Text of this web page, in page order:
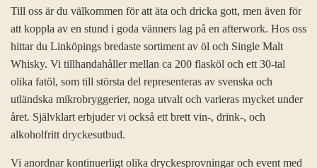
Till oss är du välkommen för att äta och dricka gott, men även för
att koppla av en stund i goda vänners lag på en afterwork. Hos oss
hittar du Linköpings bredaste sortiment av öl och Single Malt
Whisky. Vi tillhandahåller mellan ca 200 flasköl och ett 30-tal
olika fatöl, som till största del representeras av svenska och
utländska mikrobryggerier, noga utvalt och varieras mycket under
året. Självklart erbjuder vi också ett brett vin-, drink-, och
alkoholfritt dryckesutbud.
Vi anordnar kontinuerligt olika dryckesprovningar och event med